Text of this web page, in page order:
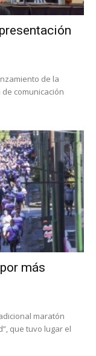
de la
comunicación
más
maratón
que tuvo lugar el